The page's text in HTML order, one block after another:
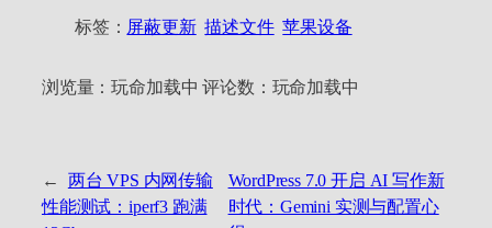
标签： 屏蔽更新 描述文件 苹果设备
浏览量：玩命加载中 评论数： 玩命加载中
←
两台 VPS 内网传输
性能测试：iperf3 跑满
WordPress 7.0 开启 AI 写作新
时代：Gemini 实测与配置心